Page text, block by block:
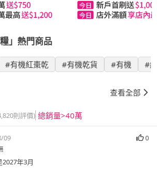
」熱門商品
#有機紅棗乾 #有機乾貨 #有機 #
查看全部
則評價) 總銷量>40萬
09
0
年3月